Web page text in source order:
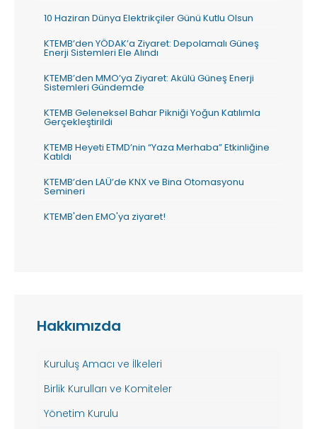
10 Haziran Dünya Elektrikçiler Günü Kutlu Olsun
KTEMB’den YÖDAK’a Ziyaret: Depolamalı Güneş
Enerji Sistemleri Ele Alındı
KTEMB’den MMO’ya Ziyaret: Akülü Güneş Enerji
Sistemleri Gündemde
KTEMB Geleneksel Bahar Pikniği Yoğun Katılımla
Gerçekleştirildi
KTEMB Heyeti ETMD’nin “Yaza Merhaba” Etkinliğine
Katıldı
KTEMB’den LAÜ’de KNX ve Bina Otomasyonu
Semineri
KTEMB'den EMO'ya ziyaret!
Hakkımızda
Kuruluş Amacı ve İlkeleri
Birlik Kurulları ve Komiteler
Yönetim Kurulu